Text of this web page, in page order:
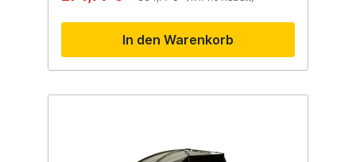
Moskito-Lüftungen für frische
Luftzirkulation Extra breite Tür (112cm) mit
Zwei-Wege-Letterbox-Design und
austauschbaren Paneelen Vorderpaneel
Inklusive robustem Gestänge, leichtem
In den Warenkorb